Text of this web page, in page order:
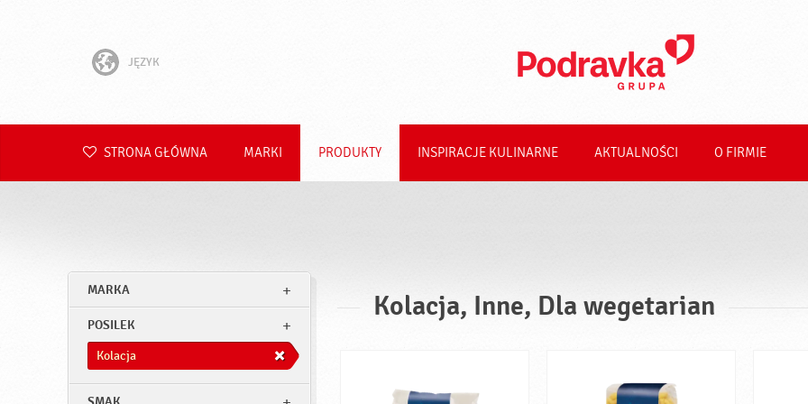
JĘZYK
Hrvatski
Română
Deutsch
STRONA GŁÓWNA MARKI PRODUKTY INSPIRACJE KULINARNE AKTUALNOŚCI O FIRMIE
MARKA
POSILEK
Kolacja
Kolacja, Inne, Dla wegetarian